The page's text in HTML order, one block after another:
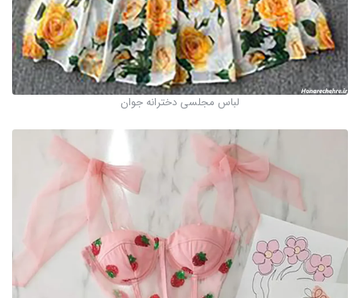
لباس مجلسی دخترانه جوان